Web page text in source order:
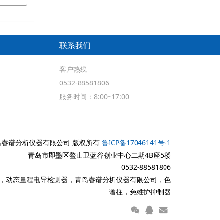
联系我们
客户热线
0532-88581806
服务时间：8:00~17:00
谱分析仪器有限公司 版权所有 鲁ICP备17046141号-1
青岛市即墨区鳌山卫蓝谷创业中心二期4B座5楼
0532-88581806
动态量程电导检测器，青岛睿谱分析仪器有限公司，色
谱柱，免维护抑制器